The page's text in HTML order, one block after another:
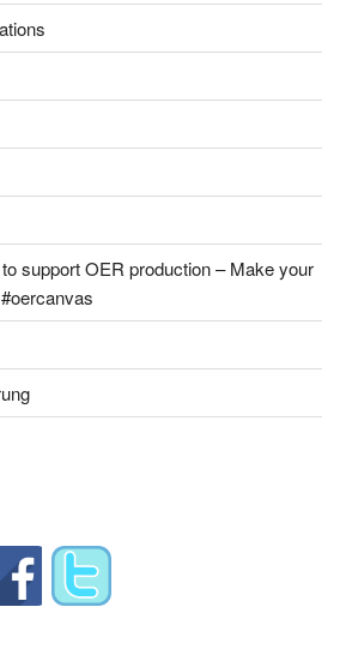
support OER production – Make your